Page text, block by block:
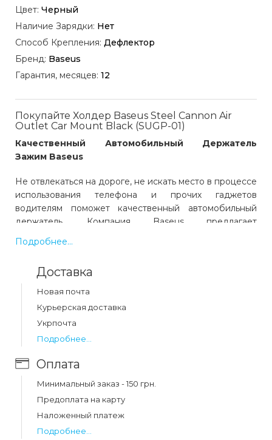
Цвет: Черный
Наличие Зарядки: Нет
Способ Крепления: Дефлектор
Бренд: Baseus
Гарантия, месяцев: 12
Покупайте Холдер Baseus Steel Cannon Air
Outlet Car Mount Black (SUGP-01)
Качественный Автомобильный Держатель
Зажим Baseus
Не отвлекаться на дороге, не искать место в процессе
использования телефона и прочих гаджетов
водителям поможет качественный автомобильный
держатель. Компания Baseus предлагает
функциональную модель Steel Cannon Air Outlet Car
Mount для телефона.
Предусмотрена элегантная цветовая палитра и
наиболее комфортная фиксация в удобном месте
Стабильное удержание разных гаджетов
Надежно зафиксировать гаджет позволяет
раздвижной механизм. Так что исключается любая
вероятность падения устройства. Место установки
Baseus Steel Cannon Air Outlet Car Mount в салоне
машины – вентиляционная решетка, для чего
предусмотрен зажим. Такая конструкция
обеспечивает большой список преимуществ:
Подробнее...
Доставка
Новая почта
Курьерская доставка
Укрпочта
Подробнее...
Оплата
Минимальный заказ - 150 грн.
Предоплата на карту
Наложенный платеж
Подробнее...